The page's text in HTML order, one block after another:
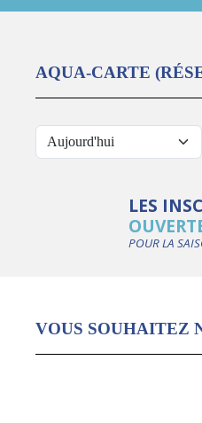
AQUA-CARTE
LES
POUR LA
VOUS SOUHAITEZ